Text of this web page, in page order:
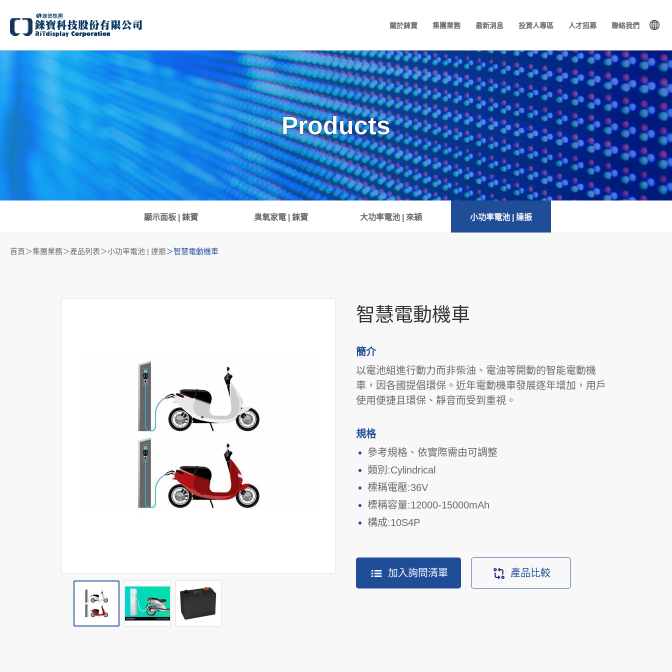
關於錸寶 集團業務 最新消息 投資人專區 人才招募 聯絡我們
Products
顯示面板 | 錸寶 臭氧家電 | 錸寶 大功率電池 | 來穎 小功率電池 | 達振
首頁 集團業務＞產品列表 小功率電池 | 達振 智慧電動機車
智慧電動機車
簡介
以電池組進行動力而非柴油、電油等開動的智能電動機
車，因各國提倡環保。近年電動機車發展逐年增加，用戶
使用便捷且環保、靜音而受到重視。
規格
參考規格、依實際需由可調整
類別:Cylindrical
標稱電壓:36V
標稱容量:12000-15000mAh
構成:10S4P
加入詢問清單 產品比較